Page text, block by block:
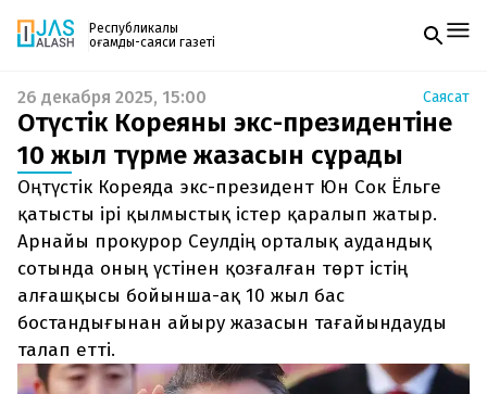
Республикалық
қоғамдық-саяси газеті
Жаңалықтар
Спорт
Live
Руханият
Аймақ
Архив
Заң және тәртіп
Редакциямен байланыс
+7 708 604 51 06
Жарнама бөлімі
+7 701 220 64 52
Пошта
zhasalash100@gmail.com
Газетке жазылу
PDF форматтағы газетті ай сайын электронды
поштаңызға алып отырыңыз. Жаңа нөмір
шыққан сәтте сізге бірден жіберіледі. Тек email
енгізіңіз, біз қалғанын өзіміз жібереміз.
26 декабря 2025, 15:00 Саясат
Оңтүстік Кореяның экс-президентіне
10 жыл түрме жазасын сұрады
Оңтүстік Кореяда экс-президент Юн Сок Ёльге
қатысты ірі қылмыстық істер қаралып жатыр.
Арнайы прокурор Сеулдің орталық аудандық
сотында оның үстінен қозғалған төрт істің
алғашқысы бойынша-ақ 10 жыл бас
бостандығынан айыру жазасын тағайындауды
талап етті.